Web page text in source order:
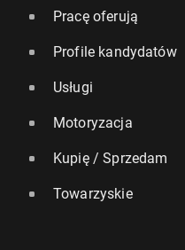
Pracę oferują
Profile kandydatów
Usługi
Motoryzacja
Kupię / Sprzedam
Towarzyskie